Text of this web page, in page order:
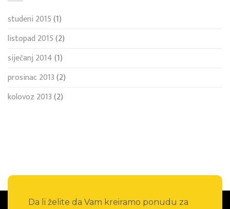
studeni 2015(1)
listopad 2015(2)
siječanj 2014(1)
prosinac 2013(2)
kolovoz 2013(2)
Da li želite da Vam kreiramo ponudu za